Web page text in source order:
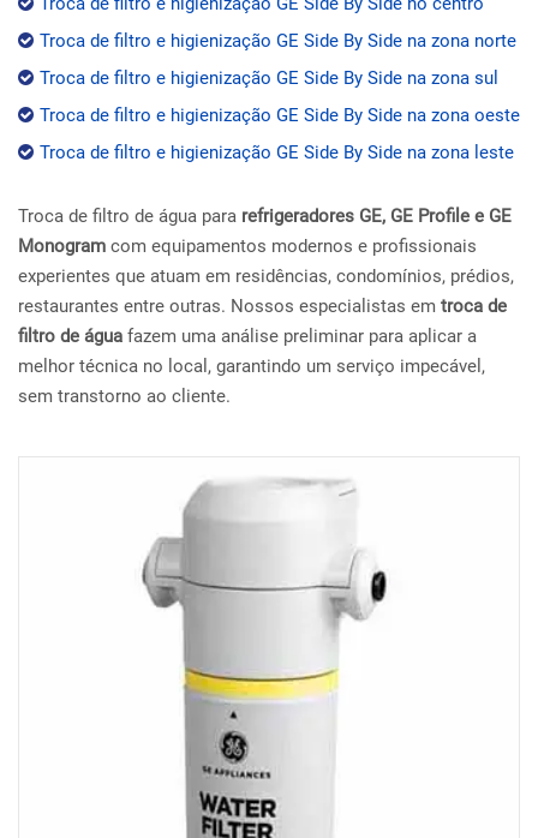
Troca de filtro e higienização GE Side By Side na zona norte
Troca de filtro e higienização GE Side By Side na zona sul
Troca de filtro e higienização GE Side By Side na zona oeste
Troca de filtro e higienização GE Side By Side na zona leste
Troca de filtro de água para refrigeradores GE, GE Profile e GE
Monogram com equipamentos modernos e profissionais
experientes que atuam em residências, condomínios, prédios,
restaurantes entre outras. Nossos especialistas em troca de
filtro de água fazem uma análise preliminar para aplicar a
melhor técnica no local, garantindo um serviço impecável,
sem transtorno ao cliente.